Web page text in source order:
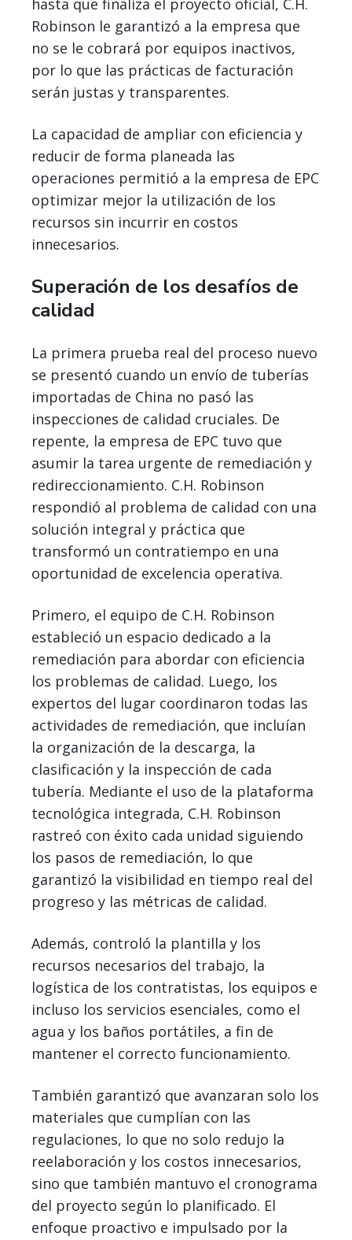
hasta que finaliza el proyecto oficial, C.H.
Robinson le garantizó a la empresa que
no se le cobrará por equipos inactivos,
por lo que las prácticas de facturación
serán justas y transparentes.
La capacidad de ampliar con eficiencia y
reducir de forma planeada las
operaciones permitió a la empresa de EPC
optimizar mejor la utilización de los
recursos sin incurrir en costos
innecesarios.
Superación de los desafíos de
calidad
La primera prueba real del proceso nuevo
se presentó cuando un envío de tuberías
importadas de China no pasó las
inspecciones de calidad cruciales. De
repente, la empresa de EPC tuvo que
asumir la tarea urgente de remediación y
redireccionamiento. C.H. Robinson
respondió al problema de calidad con una
solución integral y práctica que
transformó un contratiempo en una
oportunidad de excelencia operativa.
Primero, el equipo de C.H. Robinson
estableció un espacio dedicado a la
remediación para abordar con eficiencia
los problemas de calidad. Luego, los
expertos del lugar coordinaron todas las
actividades de remediación, que incluían
la organización de la descarga, la
clasificación y la inspección de cada
tubería. Mediante el uso de la plataforma
tecnológica integrada, C.H. Robinson
rastreó con éxito cada unidad siguiendo
los pasos de remediación, lo que
garantizó la visibilidad en tiempo real del
progreso y las métricas de calidad.
Además, controló la plantilla y los
recursos necesarios del trabajo, la
logística de los contratistas, los equipos e
incluso los servicios esenciales, como el
agua y los baños portátiles, a fin de
mantener el correcto funcionamiento.
También garantizó que avanzaran solo los
materiales que cumplían con las
regulaciones, lo que no solo redujo la
reelaboración y los costos innecesarios,
sino que también mantuvo el cronograma
del proyecto según lo planificado. El
enfoque proactivo e impulsado por la